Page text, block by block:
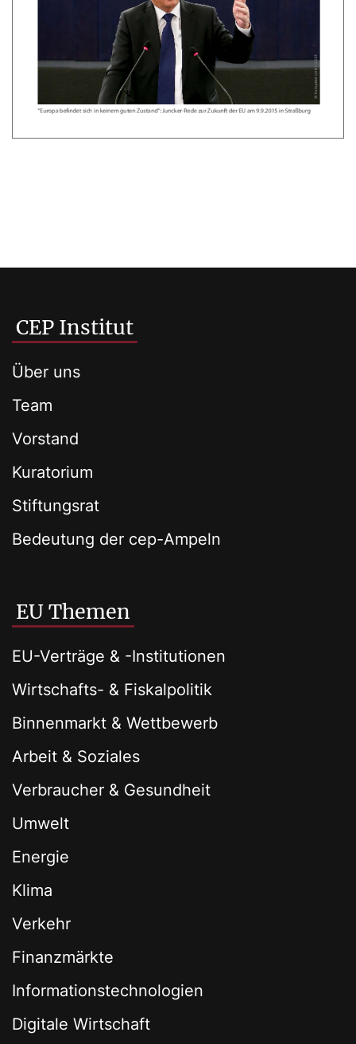
CEP Institut
Über uns
Team
Vorstand
Kuratorium
Stiftungsrat
Bedeutung der cep-Ampeln
EU Themen
EU-Verträge & -Institutionen
Wirtschafts- & Fiskalpolitik
Binnenmarkt & Wettbewerb
Arbeit & Soziales
Verbraucher & Gesundheit
Umwelt
Energie
Klima
Verkehr
Finanzmärkte
Informationstechnologien
Digitale Wirtschaft